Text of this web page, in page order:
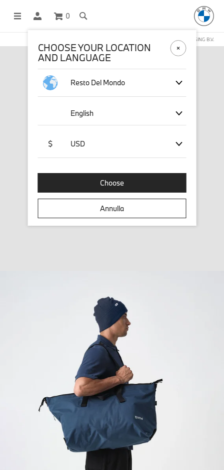
0
NEGOZIO ONLINE GESTITO DA STICHD SPORTMERCHANDISING B.V.
CHOOSE YOUR LOCATION
AND LANGUAGE
Resto Del Mondo
English
$ USD
Choose
Annulla